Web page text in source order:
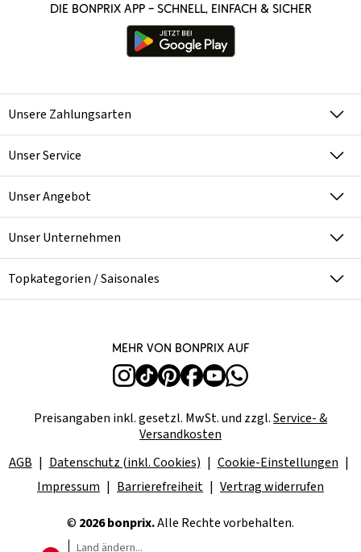
Die bonprix App – schnell, einfach & sicher
Unsere Zahlungsarten
Unser Service
Unser Angebot
Unser Unternehmen
Topkategorien / Saisonales
Mehr von bonprix auf
Preisangaben inkl. gesetzl. MwSt. und zzgl.Service- &
Versandkosten
AGB
Datenschutz (inkl. Cookies)
Cookie-Einstellungen
Impressum
Barrierefreiheit Vertrag widerrufen
© 2026 bonprix.Alle Rechte vorbehalten.
Land ändern...